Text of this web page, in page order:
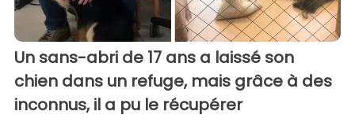
Un sans-abri de 17 ans a laissé son
chien dans un refuge, mais grâce à des
inconnus, il a pu le récupérer